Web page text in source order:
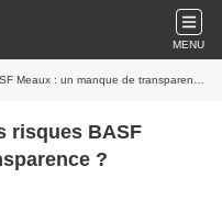
MENU
: un manque de transparence ?
risques BASF
?